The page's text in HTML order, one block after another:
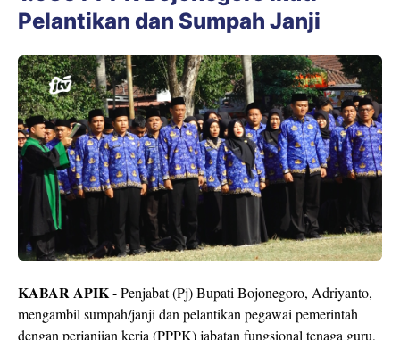
Pelantikan dan Sumpah Janji
KABAR APIK- Penjabat (Pj) Bupati Bojonegoro, Adriyanto,
mengambil sumpah/janji dan pelantikan pegawai pemerintah
dengan perjanjian kerja (PPPK) jabatan fungsional tenaga guru,